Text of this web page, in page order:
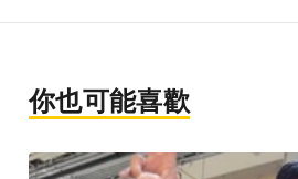
你也可能喜歡